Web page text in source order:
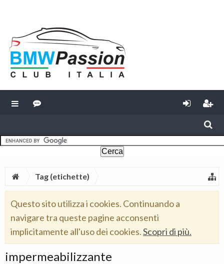
Tag (etichette)
Questo sito utilizza i cookies. Continuando a
navigare tra queste pagine acconsenti
implicitamente all'uso dei cookies.Scopri di più.
impermeabilizzante